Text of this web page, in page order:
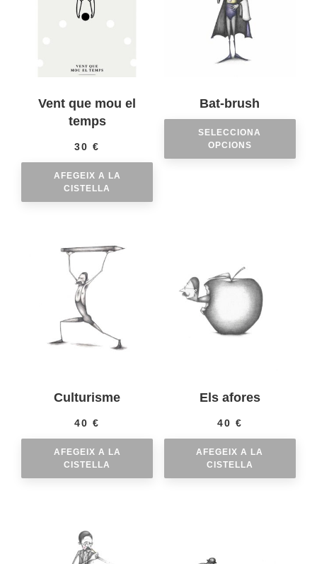
Vent que mou el
temps
30€
AFEGEIX A LA
CISTELLA
Bat-brush
SELECCIONA
OPCIONS
Culturisme
40€
AFEGEIX A LA
CISTELLA
Els afores
40 €
AFEGEIX A LA
CISTELLA